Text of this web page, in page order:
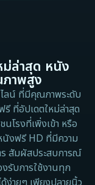
ล่าสุด หนัง
าพสูง
ลน์ ที่มีคุณภาพระดับ
ที่อัปเดตใหม่ล่าสุด
โรงที่เพิ่งเข้า หรือ
นังฟรี HD ที่มีความ
ร สัมผัสประสบการณ์
รับการใช้งานทุก